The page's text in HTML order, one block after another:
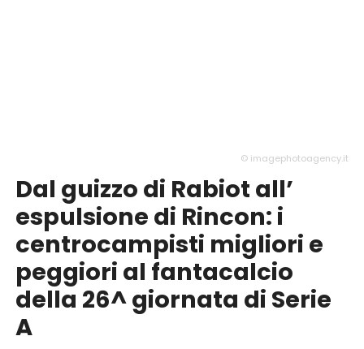
© imagephotoagency.it
Dal guizzo di Rabiot all’
espulsione di Rincon: i
centrocampisti migliori e
peggiori al fantacalcio
della 26^ giornata di Serie
A